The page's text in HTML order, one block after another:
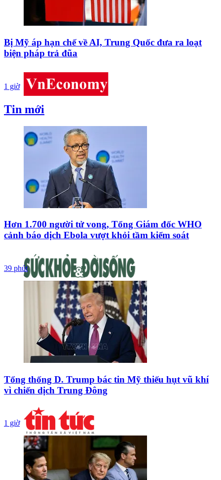
Bị Mỹ áp hạn chế về AI, Trung Quốc đưa ra loạt
biện pháp trả đũa
1 giờ
Tin mới
Hơn 1.700 người tử vong, Tổng Giám đốc WHO
cảnh báo dịch Ebola vượt khỏi tầm kiểm soát
39 phút
Tổng thống D. Trump bác tin Mỹ thiếu hụt vũ khí
vì chiến dịch Trung Đông
1 giờ